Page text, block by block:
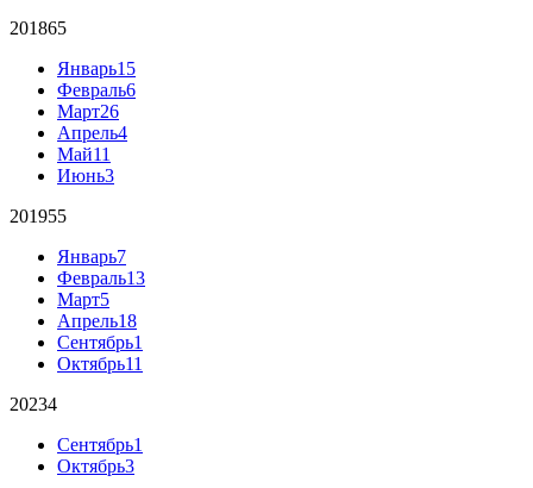
201865
Январь15
Февраль6
Март26
Апрель4
Май11
Июнь3
201955
Январь7
Февраль13
Март5
Апрель18
Сентябрь1
Октябрь11
20234
Сентябрь1
Октябрь3